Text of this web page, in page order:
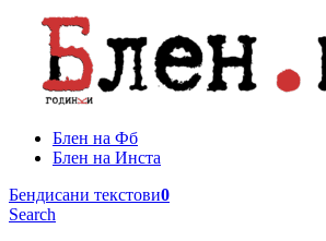
Блен на Фб
Блен на Инста
Бендисани текстови0
Search